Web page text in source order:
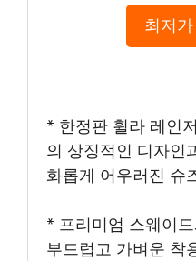
최저
* 한정판 휠라 레인
의 상징적인 디자인
화롭게 어우러진 슈
* 프리미엄 스웨이
부드럽고 가벼운 착